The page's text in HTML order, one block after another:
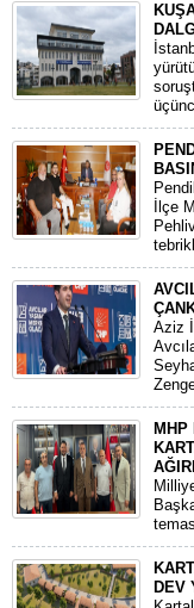
İlçe
​Aziz
MHP
DEV